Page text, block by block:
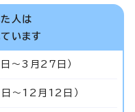
人は
います
～3月27日）
～12月12日）